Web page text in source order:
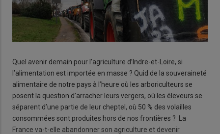
Quel avenir demain pour l’agriculture d’Indre-et-Loire, si
l’alimentation est importée en masse ? Quid de la souveraineté
alimentaire de notre pays à l’heure où les arboriculteurs se
posent la question d’arracher leurs vergers, où les éleveurs se
séparent d’une partie de leur cheptel, où 50 % des volailles
consommées sont produites hors de nos frontières ? La
France va-t-elle abandonner son agriculture et devenir